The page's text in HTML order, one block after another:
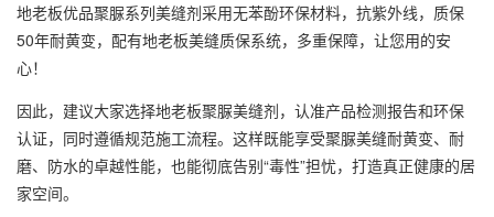
地老板优品聚脲系列美缝剂采用无苯酚环保材料，抗紫外线，质保
50年耐黄变，配有地老板美缝质保系统，多重保障，让您用的安
心！
因此，建议大家选择地老板聚脲美缝剂，认准产品检测报告和环保
认证，同时遵循规范施工流程。这样既能享受聚脲美缝耐黄变、耐
磨、防水的卓越性能，也能彻底告别“毒性”担忧，打造真正健康的居
家空间。